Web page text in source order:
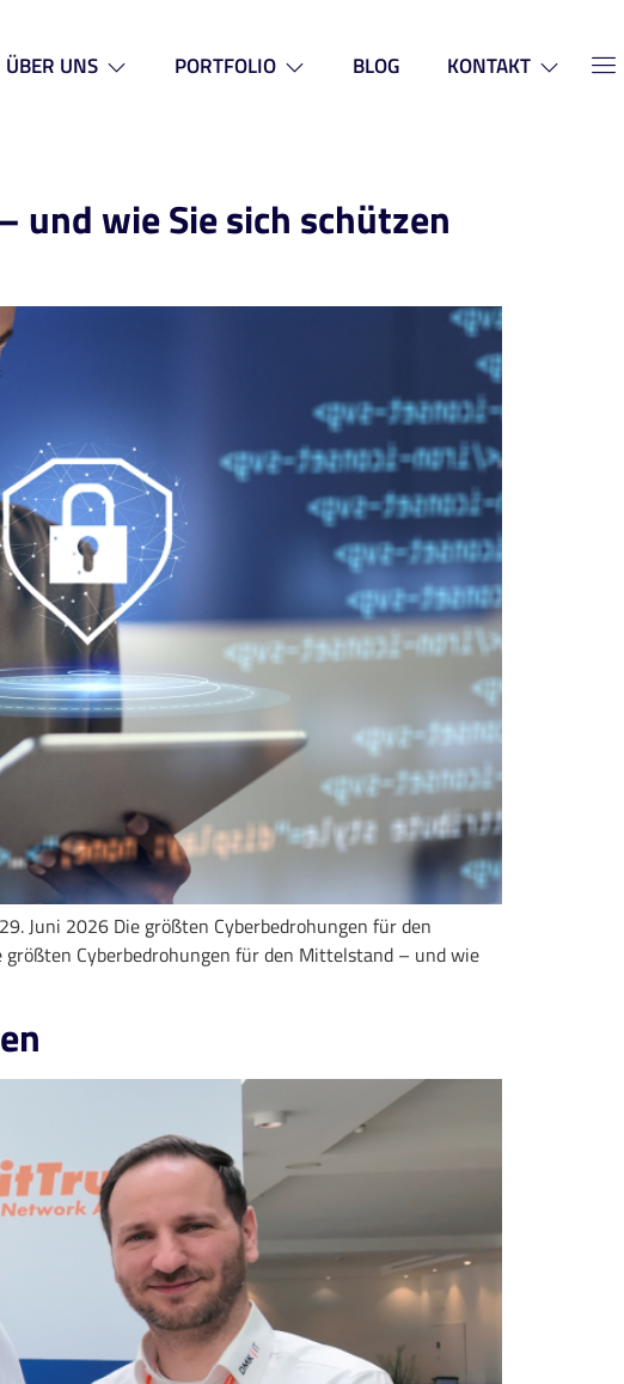
ÜBER UNS PORTFOLIO BLOG KONTAKT
wie Sie sich schützen
Juni 2026 Die größten Cyberbedrohungen für den
Cyberbedrohungen für den Mittelstand – und wie